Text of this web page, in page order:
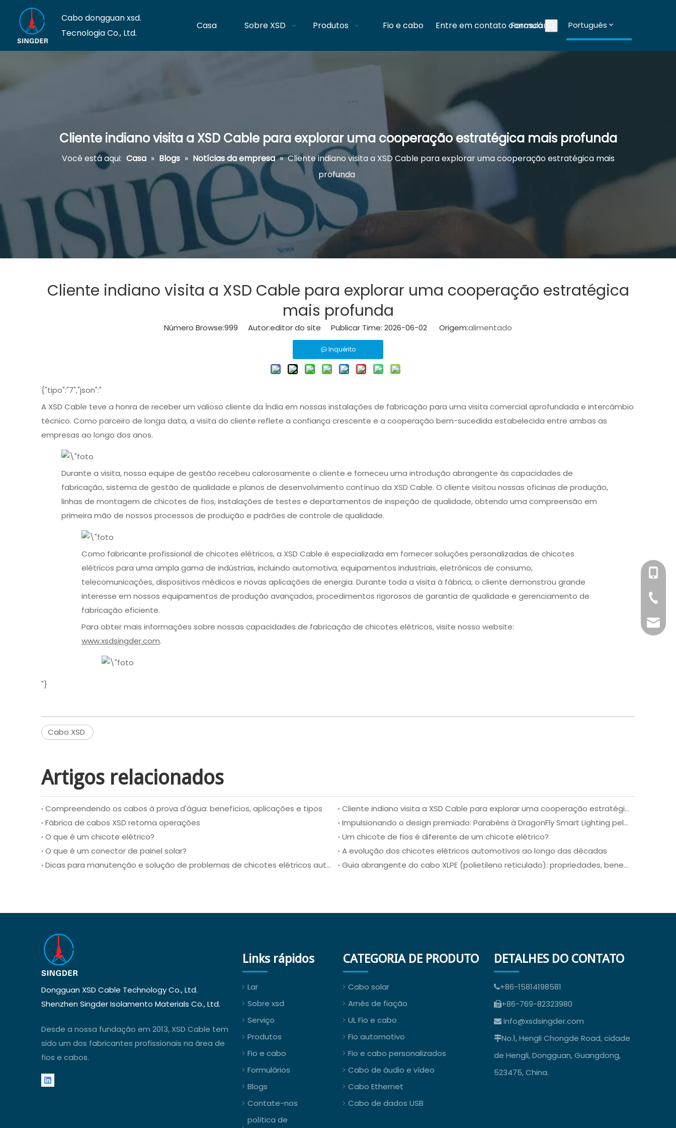
Cabo dongguan xsd.
Tecnologia Co., Ltd.
Casa Sobre XSD Produtos Fio e cabo Entre em contato conosco
Formulários Blogs
Português
Cliente indiano visita a XSD Cable para explorar uma cooperação estratégica mais profunda
Você está aqui: Casa » Blogs » Notícias da empresa » Cliente indiano visita a XSD Cable para explorar uma cooperação estratégica mais
profunda
Cliente indiano visita a XSD Cable para explorar uma cooperação estratégica
mais profunda
Número Browse:999 Autor:editor do site Publicar Time: 2026-06-02 Origem:alimentado
Inquérito
{"tipo":"7","json":"
A XSD Cable teve a honra de receber um valioso cliente da Índia em nossas instalações de fabricação para uma visita comercial aprofundada e intercâmbio
técnico. Como parceiro de longa data, a visita do cliente reflete a confiança crescente e a cooperação bem-sucedida estabelecida entre ambas as
empresas ao longo dos anos.
Durante a visita, nossa equipe de gestão recebeu calorosamente o cliente e forneceu uma introdução abrangente às capacidades de
fabricação, sistema de gestão de qualidade e planos de desenvolvimento contínuo da XSD Cable. O cliente visitou nossas oficinas de produção,
linhas de montagem de chicotes de fios, instalações de testes e departamentos de inspeção de qualidade, obtendo uma compreensão em
primeira mão de nossos processos de produção e padrões de controle de qualidade.
Como fabricante profissional de chicotes elétricos, a XSD Cable é especializada em fornecer soluções personalizadas de chicotes
elétricos para uma ampla gama de indústrias, incluindo automotiva, equipamentos industriais, eletrônicos de consumo,
telecomunicações, dispositivos médicos e novas aplicações de energia. Durante toda a visita à fábrica, o cliente demonstrou grande
interesse em nossos equipamentos de produção avançados, procedimentos rigorosos de garantia de qualidade e gerenciamento de
fabricação eficiente.
Para obter mais informações sobre nossas capacidades de fabricação de chicotes elétricos, visite nosso website:
www.xsdsingder.com.
"}
Cabo XSD
Artigos relacionados
Compreendendo os cabos à prova d'água: benefícios, aplicações e tipos
Cliente indiano visita a XSD Cable para explorar uma cooperação estratégica mais profunda
Fábrica de cabos XSD retoma operações
Impulsionando o design premiado: Parabéns à DragonFly Smart Lighting pelo prêmio Australian Good Design Award de 2025!
O que é um chicote elétrico?
Um chicote de fios é diferente de um chicote elétrico?
O que é um conector de painel solar?
A evolução dos chicotes elétricos automotivos ao longo das décadas
Dicas para manutenção e solução de problemas de chicotes elétricos automotivos
Guia abrangente do cabo XLPE (polietileno reticulado): propriedades, benefícios e aplicações
Dongguan XSD Cable Technology Co., Ltd.
Shenzhen Singder Isolamento Materials Co., Ltd.
Desde a nossa fundação em 2013, XSD Cable tem
sido um dos fabricantes profissionais na área de
fios e cabos.
Links rápidos
Lar
Sobre xsd
Serviço
Produtos
Fio e cabo
Formulários
Blogs
Contate-nos
política de
CATEGORIA DE PRODUTO
Cabo solar
Arnês de fiação
UL Fio e cabo
Fio automotivo
Fio e cabo personalizados
Cabo de áudio e vídeo
Cabo Ethernet
Cabo de dados USB
DETALHES DO CONTATO
+86-15814198581
+86-769-82323980
 info@xsdsingder.com
No.1, Hengli Chongde Road, cidade
de Hengli, Dongguan, Guangdong,
523475, China.
+86-
+86-